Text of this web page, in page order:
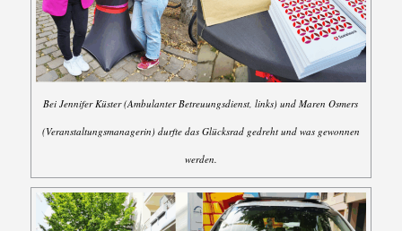
Bei Jennifer Küster (Ambulanter Betreuungsdienst, links) und Maren Osmers
(Veranstaltungsmanagerin) durfte das Glücksrad gedreht und was gewonnen
werden.